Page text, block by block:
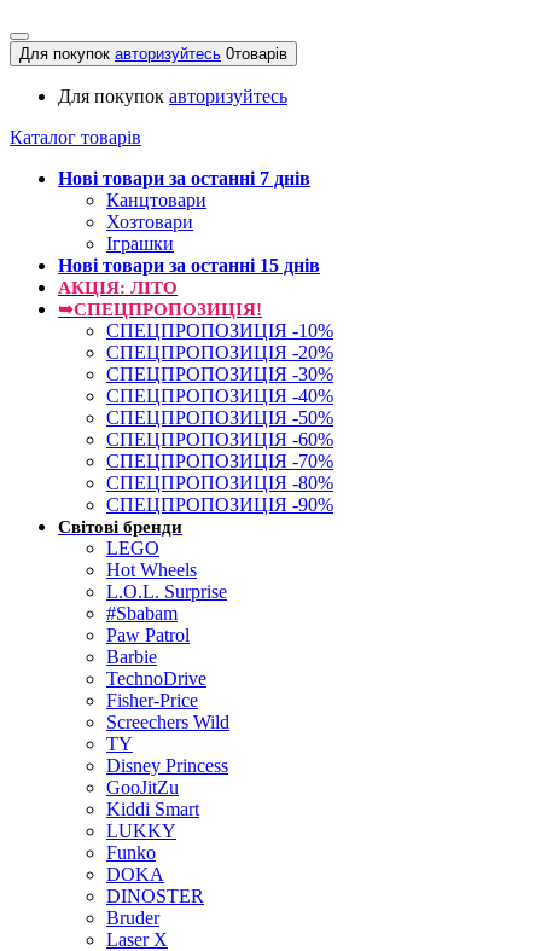
Для покупок авторизуйтесь 0товарів
Для покупок авторизуйтесь
Каталог товарів
Нові товари за останнi 7 днiв
Канцтовари
Хозтовари
Іграшки
Нові товари за останнi 15 днiв
АКЦІЯ: ЛІТО
➥СПЕЦПРОПОЗИЦІЯ!
СПЕЦПРОПОЗИЦІЯ -10%
СПЕЦПРОПОЗИЦІЯ -20%
СПЕЦПРОПОЗИЦІЯ -30%
СПЕЦПРОПОЗИЦІЯ -40%
СПЕЦПРОПОЗИЦІЯ -50%
СПЕЦПРОПОЗИЦІЯ -60%
СПЕЦПРОПОЗИЦІЯ -70%
СПЕЦПРОПОЗИЦІЯ -80%
СПЕЦПРОПОЗИЦІЯ -90%
Світові бренди
LEGO
Hot Wheels
L.O.L. Surprise
#Sbabam
Paw Patrol
Barbie
TechnoDrive
Fisher-Price
Screechers Wild
TY
Disney Princess
GooJitZu
Kiddi Smart
LUKKY
Funko
DOKA
DINOSTER
Bruder
Laser X